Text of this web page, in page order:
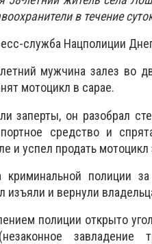
в течение
служба Нацполиции
мужчина залез во
мотоцикл в сарае.
заперты, он разобрал
средство и
и успел продать
криминальной полиции
изъяли и вернули
полиции открыто
завладение